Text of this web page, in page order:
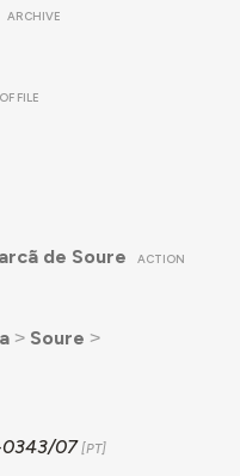
ARCHIVE
FILE
de Soure ACTION
˃ Soure ˃
0343/07